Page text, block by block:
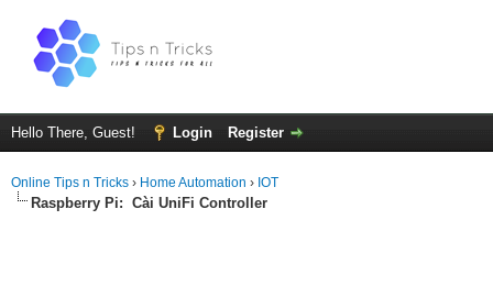
Hello There, Guest! Login Register
Online Tips n Tricks › Home Automation › IOT
Raspberry Pi: Cài UniFi Controller